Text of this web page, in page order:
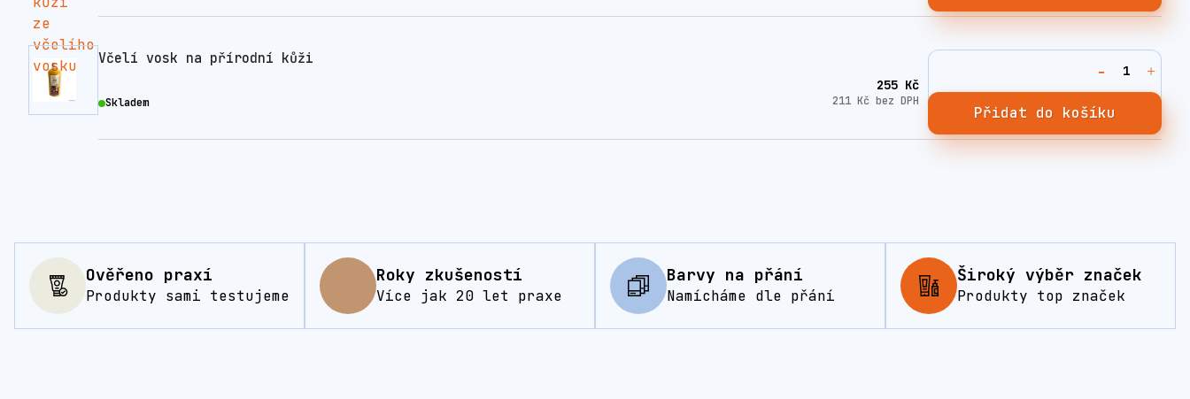
Včelí vosk na přírodní kůži
255 Kč
211 Kč bez DPH
Skladem
Přidat do košíku
Ověřeno praxí
Produkty sami testujeme
Roky zkušeností
Více jak 20 let praxe
Barvy na přání
Namícháme dle přání
Široký výběr značek
Produkty top značek